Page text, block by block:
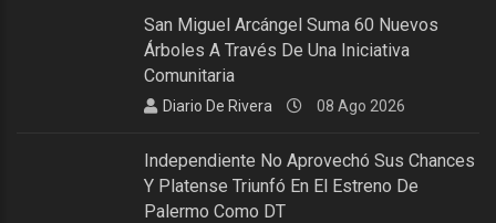
San Miguel Arcángel Suma 60 Nuevos
Árboles A Través De Una Iniciativa
Comunitaria
Diario De Rivera 08 Ago 2026
Independiente No Aprovechó Sus Chances
Y Platense Triunfó En El Estreno De
Palermo Como DT